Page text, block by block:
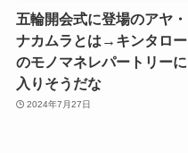
五輪開会式に登場のアヤ・
ナカムラとは→キンタロー
のモノマネレパートリーに
入りそうだな
2024年7月27日